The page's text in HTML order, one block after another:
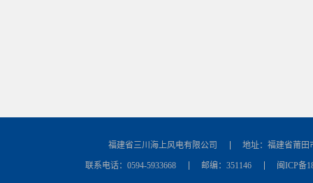
福建省三川海上风电有限公司 地址：福建省莆田
联系电话：0594-5933668 邮编：351146 闽ICP备